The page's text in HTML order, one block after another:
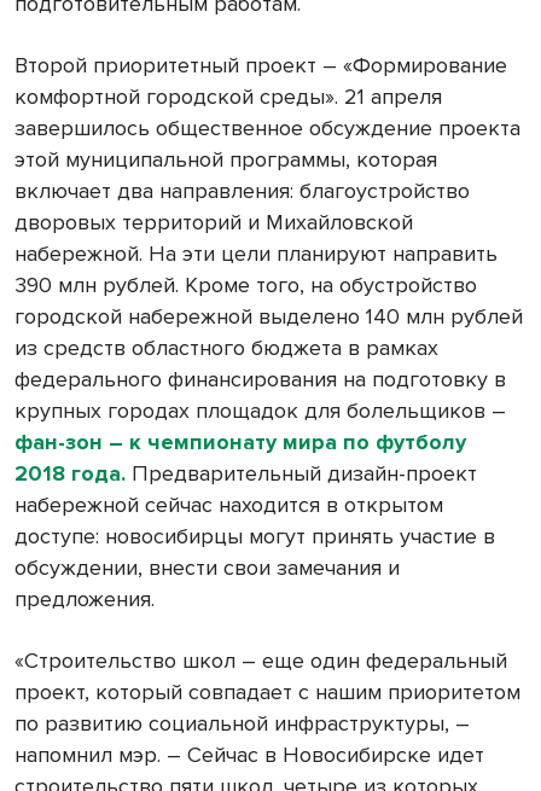
Второй приоритетный проект – «Формирование
комфортной городской среды». 21 апреля
завершилось общественное обсуждение проекта
этой муниципальной программы, которая
включает два направления: благоустройство
дворовых территорий и Михайловской
набережной. На эти цели планируют направить
390 млн рублей. Кроме того, на обустройство
городской набережной выделено 140 млн рублей
из средств областного бюджета в рамках
федерального финансирования на подготовку в
крупных городах площадок для болельщиков –
фан-зон – к чемпионату мира по футболу
2018 года. Предварительный дизайн-проект
набережной сейчас находится в открытом
доступе: новосибирцы могут принять участие в
обсуждении, внести свои замечания и
предложения.
«Строительство школ – еще один федеральный
проект, который совпадает с нашим приоритетом
по развитию социальной инфраструктуры, –
напомнил мэр. – Сейчас в Новосибирске идет